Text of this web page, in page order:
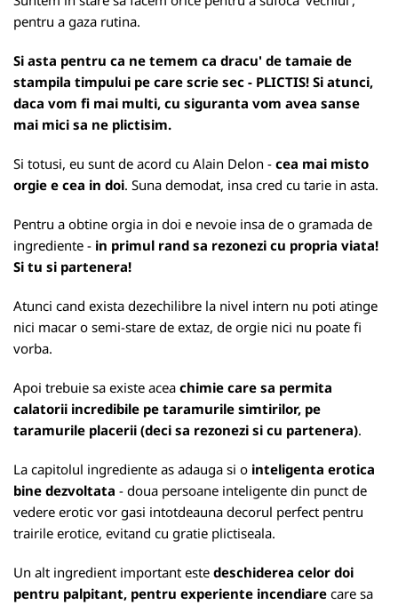
pentru a gaza rutina.
Si asta pentru ca ne temem ca dracu' de tamaie de
stampila timpului pe care scrie sec - PLICTIS! Si atunci,
daca vom fi mai multi, cu siguranta vom avea sanse
mai mici sa ne plictisim.
Si totusi, eu sunt de acord cu Alain Delon - cea mai misto
orgie e cea in doi. Suna demodat, insa cred cu tarie in asta.
Pentru a obtine orgia in doi e nevoie insa de o gramada de
ingrediente - in primul rand sa rezonezi cu propria viata!
Si tu si partenera!
Atunci cand exista dezechilibre la nivel intern nu poti atinge
nici macar o semi-stare de extaz, de orgie nici nu poate fi
vorba.
Apoi trebuie sa existe acea chimie care sa permita
calatorii incredibile pe taramurile simtirilor, pe
taramurile placerii (deci sa rezonezi si cu partenera).
La capitolul ingrediente as adauga si o inteligenta erotica
bine dezvoltata - doua persoane inteligente din punct de
vedere erotic vor gasi intotdeauna decorul perfect pentru
trairile erotice, evitand cu gratie plictiseala.
Un alt ingredient important este deschiderea celor doi
pentru palpitant, pentru experiente incendiare care sa